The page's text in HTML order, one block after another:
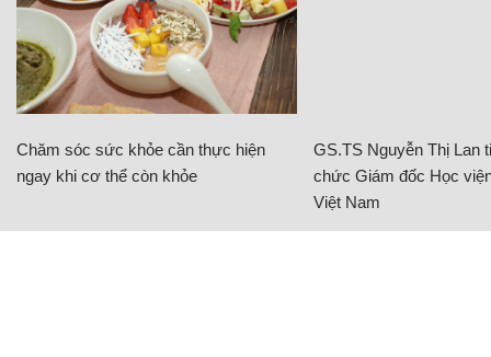
Chăm sóc sức khỏe cần thực hiện
ngay khi cơ thể còn khỏe
GS.TS Nguyễn Thị Lan
chức Giám đốc Học
Việt Nam